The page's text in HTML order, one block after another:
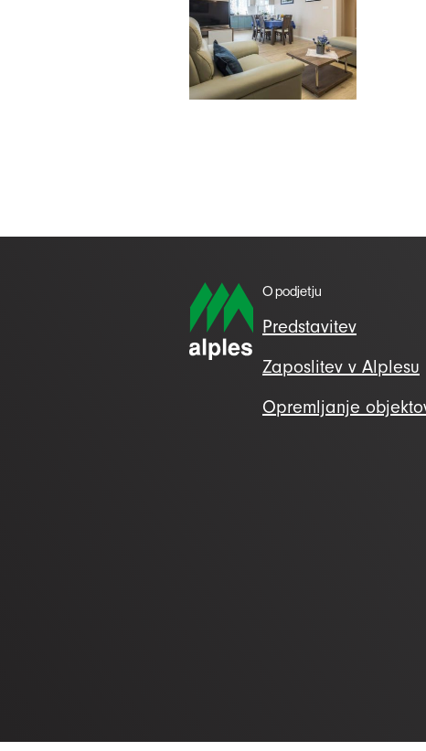
O podjetju
Predstavitev
Zaposlitev v Alplesu
Opremljanje